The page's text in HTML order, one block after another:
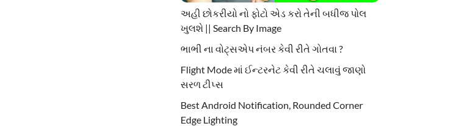
અહી છોકરીયો નો ફોટો એડ કરો તેની બધીજ પોલ
ખુલશે || Search By Image
ભાભી ના વોટ્સએપ નંબર કેવી રીતે ગોતવા ?
Flight Mode માં ઈન્ટરનેટ કેવી રીતે ચલાવું જાણો
સરળ ટીપ્સ
Best Android Notification, Rounded Corner
Edge Lighting